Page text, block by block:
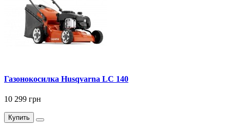
Газонокосилка Husqvarna LC 140
10 299 грн
Купить